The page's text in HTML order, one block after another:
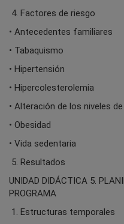
4. Factores de riesgo
• Antecedentes familiares
• Tabaquismo
• Hipertensión
• Hipercolesterolemia
• Alteración de los niveles
• Obesidad
• Vida sedentaria
5. Resultados
UNIDAD DIDÁCTICA 5.
PROGRAMA
1. Estructuras temporales